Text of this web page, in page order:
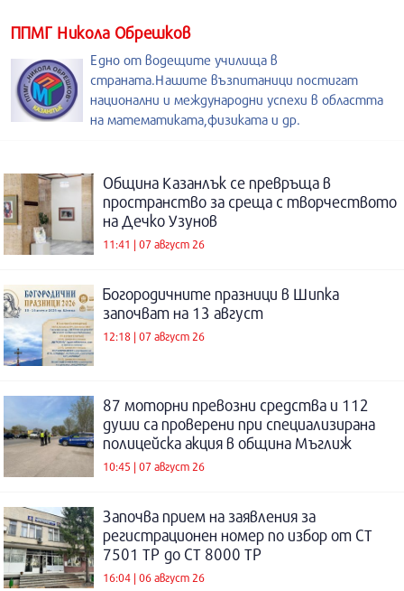
ППМГ Никола Обрешков
Едно от водещите училища в
страната.Нашите възпитаници постигат
национални и международни успехи в областта
на математиката,физиката и др.
Община Казанлък се превръща в
пространство за среща с творчеството
на Дечко Узунов
11:41 | 07 август 26
Богородичните празници в Шипка
започват на 13 август
12:18 | 07 август 26
87 моторни превозни средства и 112
души са проверени при специализирана
полицейска акция в община Мъглиж
10:45 | 07 август 26
Започва прием на заявления за
регистрационен номер по избор от СТ
7501 ТР до СТ 8000 ТР
16:04 | 06 август 26